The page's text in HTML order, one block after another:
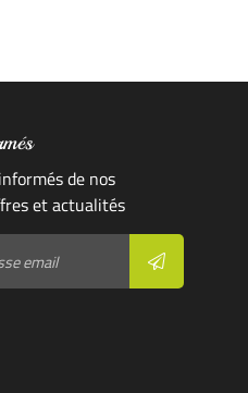
de nos
et actualités